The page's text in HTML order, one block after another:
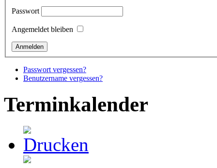
Passwort
Angemeldet bleiben
Passwort vergessen?
Benutzername vergessen?
Terminkalender